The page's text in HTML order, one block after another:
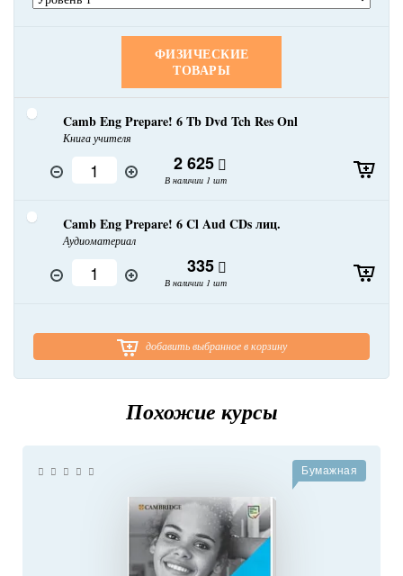
ФИЗИЧЕСКИЕ
ТОВАРЫ
Camb Eng Prepare! 6 Tb Dvd Tch Res Onl
Книга учителя
2 625
В наличии 1 шт
Camb Eng Prepare! 6 Cl Aud CDs лиц.
Аудиоматериал
335
В наличии 1 шт
добавить выбранное в корзину
Похожие курсы
Бумажная